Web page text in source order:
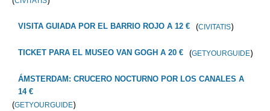
VISITA GUIADA POR EL BARRIO ROJO A 12 € (CIVITATIS)
TICKET PARA EL MUSEO VAN GOGH A 20 € (GETYOURGUIDE)
ÁMSTERDAM: CRUCERO NOCTURNO POR LOS CANALES A
14 €
(GETYOURGUIDE)